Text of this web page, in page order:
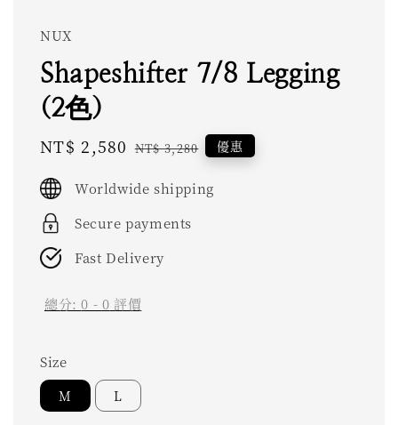
NUX
Shapeshifter 7/8 Legging
(2色)
Sale
NT$ 2,580 Regular
NT$ 3,280 優惠
Worldwide shipping
Secure payments
Fast Delivery
總分:0 - 0 評價
Size
M L